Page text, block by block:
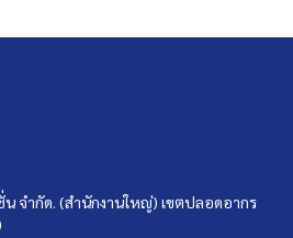
น จำกัด. (สำนักงานใหญ่) เขตปลอดอากร